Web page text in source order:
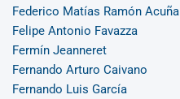
Federico Matías Ramón Acuña
Felipe Antonio Favazza
Fermín Jeanneret
Fernando Arturo Caivano
Fernando Luis García